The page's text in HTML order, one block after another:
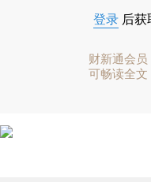
登录 后获
财新通会员
可畅读全文